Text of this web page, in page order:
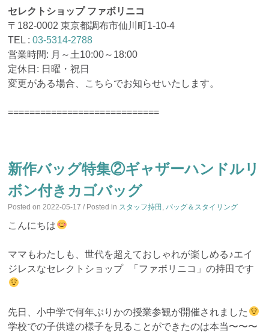
セレクトショップ ファボリニコ
〒182-0002 東京都調布市仙川町1-10-4
TEL :03-5314-2788
営業時間: 月～土10:00～18:00
定休日: 日曜・祝日
変更がある場合、こちらでお知らせいたします。
============================
新作バッグ特集②ギャザーハンドルリ
ボン付きカゴバッグ
Posted on 2022-05-17 / Posted in スタッフ持田 バッグ＆スタイリング
こんにちは
ママもわたしも、世代を超えておしゃれが楽しめる♪エイ
ジレスなセレクトショップ 「ファボリニコ」の持田です
先日、小中学で何年ぶりかの授業参観が開催されました
学校での子供達の様子を見ることができたのは本当〜〜〜